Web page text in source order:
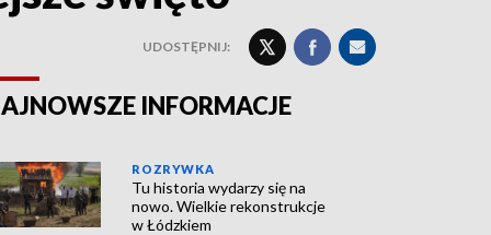
UDOSTĘPNIJ:
INFORMACJE
ROZRYWKA
Tu historia wydarzy się na
nowo. Wielkie rekonstrukcje
w Łódzkiem